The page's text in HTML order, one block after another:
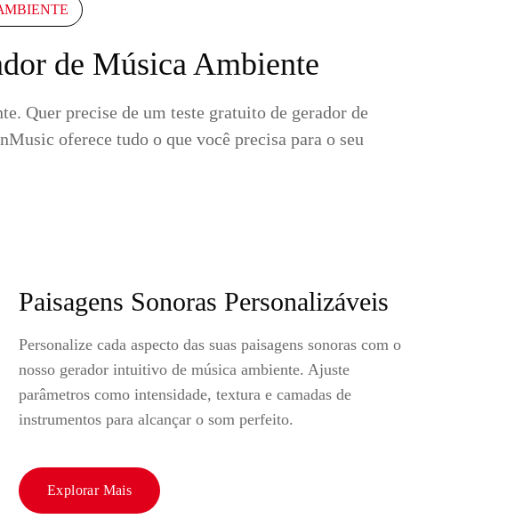
de Música Ambiente
Quer precise de um teste gratuito de gerador de
oferece tudo o que você precisa para o seu
Paisagens Sonoras Personalizáveis
Personalize cada aspecto das suas paisagens sonoras com o
nosso gerador intuitivo de música ambiente. Ajuste
parâmetros como intensidade, textura e camadas de
instrumentos para alcançar o som perfeito.
Explorar Mais